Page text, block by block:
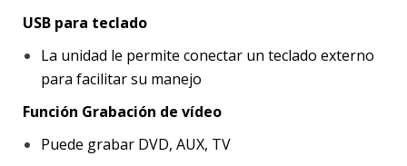
USB para teclado
La unidad le permite conectar un teclado externo
para facilitar su manejo
Función Grabación de vídeo
Puede grabar DVD, AUX, TV